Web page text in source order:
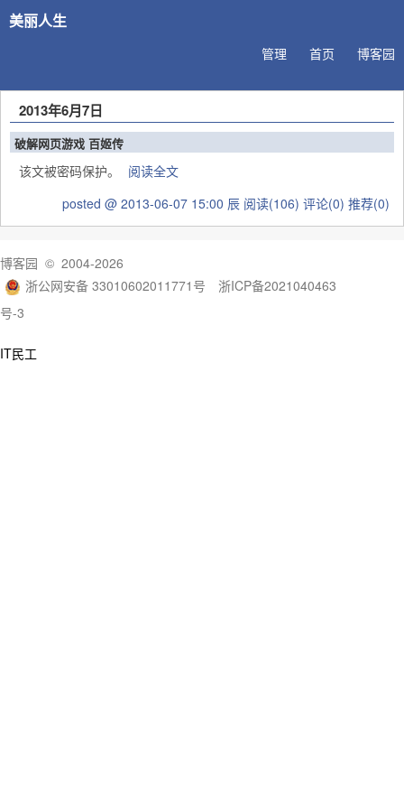
美丽人生
博客园
首页
管理
2013年6月7日
破解网页游戏 百姬传
该文被密码保护。
阅读全文
posted @ 2013-06-07 15:00 辰 阅读(106) 评论(0) 推荐(0)
博客园 © 2004-2026
浙公网安备 33010602011771号
浙ICP备2021040463
号-3
IT民工